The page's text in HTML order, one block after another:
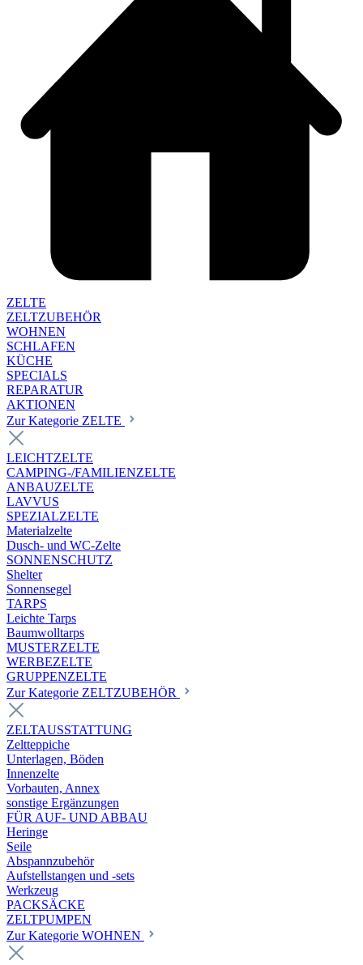
ZELTE
ZELTZUBEHÖR
WOHNEN
SCHLAFEN
KÜCHE
SPECIALS
REPARATUR
AKTIONEN
Zur Kategorie ZELTE
LEICHTZELTE
CAMPING-/FAMILIENZELTE
ANBAUZELTE
LAVVUS
SPEZIALZELTE
Materialzelte
Dusch- und WC-Zelte
SONNENSCHUTZ
Shelter
Sonnensegel
TARPS
Leichte Tarps
Baumwolltarps
MUSTERZELTE
WERBEZELTE
GRUPPENZELTE
Zur Kategorie ZELTZUBEHÖR
ZELTAUSSTATTUNG
Zeltteppiche
Unterlagen, Böden
Innenzelte
Vorbauten, Annex
sonstige Ergänzungen
FÜR AUF- UND ABBAU
Heringe
Seile
Abspannzubehör
Aufstellstangen und -sets
Werkzeug
PACKSÄCKE
ZELTPUMPEN
Zur Kategorie WOHNEN